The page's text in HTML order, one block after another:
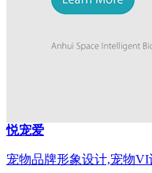
悦宠爱
宠物品牌形象设计,宠物